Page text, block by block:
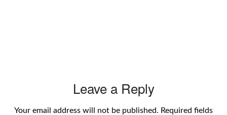
Leave a Reply
Your email address will not be published. Required fields